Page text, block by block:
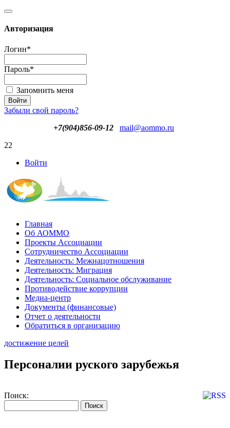
Авторизация
Логин*
Пароль*
Запомнить меня
Забыли свой пароль?
+7(904)856-09-12
mail@aommo.ru
22
Войти
Главная
Об АОММО
Проекты Ассоциации
Сотрудничество Ассоциации
Деятельность: Межнацотношения
Деятельность: Миграция
Деятельность: Социальное обслуживание
Противодействие коррупции
Медиа-центр
Документы (финансовые)
Отчет о деятельности
Обратиться в организацию
достижение целей
Персоналии руского зарубежья
Поиск: